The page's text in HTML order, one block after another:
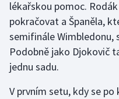
lékařskou pomoc.
pokračovat a Španěla,
semifinále Wimbledonu,
Podobně jako Djokovič
jednu sadu.
V prvním setu, kdy se